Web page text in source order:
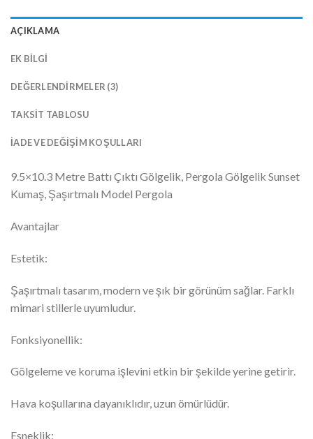
AÇIKLAMA
EK BILGI
DEĞERLENDIRMELER (3)
TAKSIT TABLOSU
İADE VE DEĞIŞIM KOŞULLARI
9.5×10.3 Metre Battı Çıktı Gölgelik, Pergola Gölgelik Sunset
Kumaş, Şaşırtmalı Model Pergola
Avantajlar
Estetik:
Şaşırtmalı tasarım, modern ve şık bir görünüm sağlar. Farklı
mimari stillerle uyumludur.
Fonksiyonellik:
Gölgeleme ve koruma işlevini etkin bir şekilde yerine getirir.
Hava koşullarına dayanıklıdır, uzun ömürlüdür.
Esneklik: